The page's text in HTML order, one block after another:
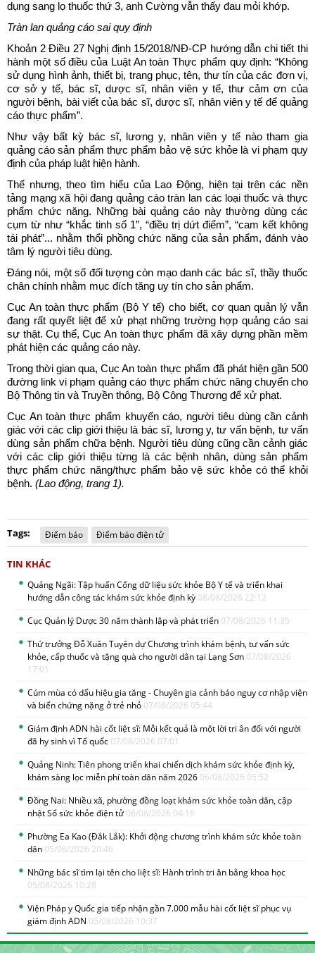
dụng sang lọ thuốc thứ 3, anh Cường vẫn thấy đau mỏi khớp.
Tràn lan quảng cáo sai quy định
Khoản 2 Điều 27 Nghị định 15/2018/NĐ-CP hướng dẫn chi tiết thi
hành một số điều của Luật An toàn Thực phẩm quy định: “Không
sử dụng hình ảnh, thiết bị, trang phục, tên, thư tín của các đơn vị,
cơ sở y tế, bác sĩ, dược sĩ, nhân viên y tế, thư cảm ơn của
người bệnh, bài viết của bác sĩ, dược sĩ, nhân viên y tế để quảng
cáo thực phẩm”.
Như vậy bất kỳ bác sĩ, lương y, nhân viên y tế nào tham gia
quảng cáo sản phẩm thực phẩm bảo vệ sức khỏe là vi phạm quy
định của pháp luật hiện hành.
Thế nhưng, theo tìm hiểu của Lao Động, hiện tại trên các nền
tảng mạng xã hội đang quảng cáo tràn lan các loại thuốc và thực
phẩm chức năng. Những bài quảng cáo này thường dùng các
cụm từ như “khắc tinh số 1”, “điều trị dứt điểm”, “cam kết không
tái phát”... nhằm thổi phồng chức năng của sản phẩm, đánh vào
tâm lý người tiêu dùng.
Đáng nói, một số đối tượng còn mạo danh các bác sĩ, thầy thuốc
chân chính nhằm mục đích tăng uy tín cho sản phẩm.
Cục An toàn thực phẩm (Bộ Y tế) cho biết, cơ quan quản lý vẫn
đang rất quyết liệt để xử phạt những trường hợp quảng cáo sai
sự thật. Cụ thể, Cục An toàn thực phẩm đã xây dựng phần mềm
phát hiện các quảng cáo này.
Trong thời gian qua, Cục An toàn thực phẩm đã phát hiện gần 500
đường link vi phạm quảng cáo thực phẩm chức năng chuyển cho
Bộ Thông tin và Truyền thông, Bộ Công Thương để xử phạt.
Cục An toàn thực phẩm khuyến cáo, người tiêu dùng cần cảnh
giác với các clip giới thiệu là bác sĩ, lương y, tư vấn bệnh, tư vấn
dùng sản phẩm chữa bệnh. Người tiêu dùng cũng cần cảnh giác
với các clip giới thiệu từng là các bệnh nhân, dùng sản phẩm
thực phẩm chức năng/thực phẩm bảo vệ sức khỏe có thể khỏi
bệnh. (Lao động, trang 1).
Tags: Điểm báo Điểm báo điện tử
TIN KHÁC
Quảng Ngãi: Tập huấn Cổng dữ liệu sức khỏe Bộ Y tế và triển khai
hướng dẫn công tác khám sức khỏe định kỳ 08/08/2026 22:12
Cục Quản lý Dược 30 năm thành lập và phát triển 07/08/2026 11:35
Thứ trưởng Đỗ Xuân Tuyên dự Chương trình khám bệnh, tư vấn sức
khỏe, cấp thuốc và tặng quà cho người dân tại Lạng Sơn 07/08/2026
17:01
Cúm mùa có dấu hiệu gia tăng - Chuyên gia cảnh báo nguy cơ nhập viện
và biến chứng nặng ở trẻ nhỏ 07/08/2026 05:44
Giám định ADN hài cốt liệt sĩ: Mỗi kết quả là một lời tri ân đối với người
đã hy sinh vì Tổ quốc 07/08/2026 07:01
Quảng Ninh: Tiên phong triển khai chiến dịch khám sức khỏe định kỳ,
khám sàng lọc miễn phí toàn dân năm 2026 06/08/2026 05:52
Đồng Nai: Nhiều xã, phường đồng loạt khám sức khỏe toàn dân, cập
nhật Sổ sức khỏe điện tử06/08/2026 04:16
Phường Ea Kao (Đắk Lắk): Khởi động chương trình khám sức khỏe toàn
dân 05/08/2026 20:46
Những bác sĩ tìm lại tên cho liệt sĩ: Hành trình tri ân bằng khoa học
05/08/2026 10:28
Viện Pháp y Quốc gia tiếp nhận gần 7.000 mẫu hài cốt liệt sĩ phục vụ
giám định ADN 05/08/2026 10:37